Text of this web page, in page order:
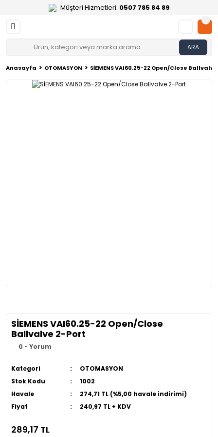
Müşteri Hizmetleri: 0507 785 84 89
ARA
Anasayfa OTOMASYON SİEMENS VAI60.25-22 Open/Close
SİEMENS VAI60.25-22 Open/Close
Ballvalve 2-Port
0 - Yorum
Kategori
OTOMASYON
Stok Kodu
1002
Havale
274,71 TL (%5,00 havale indirimi)
Fiyat
240,97 TL + KDV
289,17 TL